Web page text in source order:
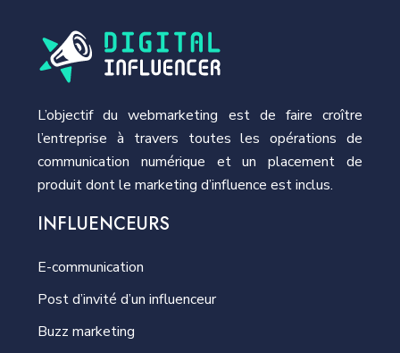
L’objectif du webmarketing est de faire croître
l’entreprise à travers toutes les opérations de
communication numérique et un placement de
produit dont le marketing d’influence est inclus.
INFLUENCEURS
E-communication
Post d’invité d’un influenceur
Buzz marketing